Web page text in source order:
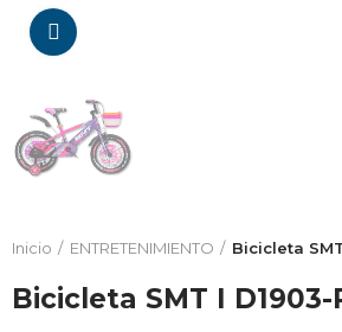
Inicio ENTRETENIMIENTO Bicicleta
Bicicleta SMT I D1903-